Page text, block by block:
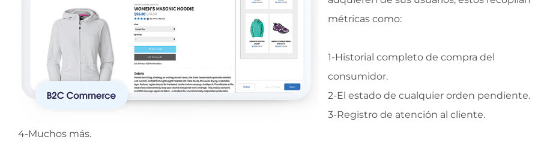
métricas como:
1-Historial completo de compra del
consumidor.
2-El estado de cualquier orden pendiente.
3-Registro de atención al cliente.
4-Muchos más.